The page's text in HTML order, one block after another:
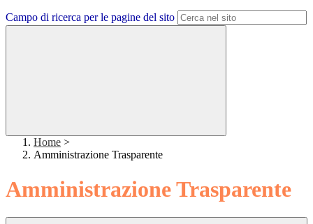
Campo di ricerca per le pagine del sito
Home >
Amministrazione Trasparente
Amministrazione Trasparente